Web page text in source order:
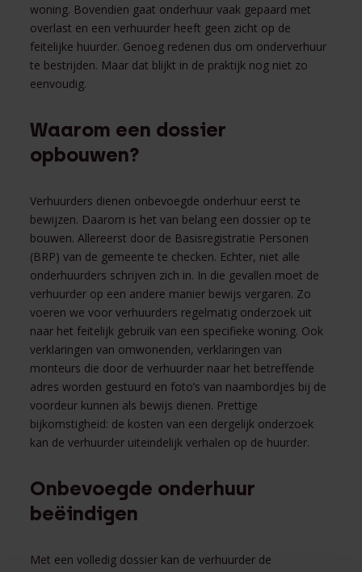
woning. Bovendien gaat onderhuur vaak gepaard met
overlast en een verhuurder heeft geen zicht op de
feitelijke huurder. Genoeg redenen dus om onderverhuur
te bestrijden. Maar dat blijkt in de praktijk nog niet zo
eenvoudig.
Waarom een dossier
opbouwen?
Verhuurders dienen onbevoegde onderhuur eerst te
bewijzen. Daarom is het van belang een dossier op te
bouwen. Allereerst door de Basisregistratie Personen
(BRP) van de gemeente te checken. Echter, niet alle
onderhuurders schrijven zich in. In die gevallen moet de
verhuurder op een andere manier bewijs vergaren. Zo
voeren we voor verhuurders regelmatig onderzoek uit
naar het feitelijk gebruik van een specifieke woning. Ook
verklaringen van omwonenden, verklaringen van
monteurs die door de verhuurder naar het betreffende
adres worden gestuurd en foto’s van naambordjes bij de
voordeur kunnen als bewijs dienen. Prettige
bijkomstigheid: de kosten van een dergelijk onderzoek
kan de verhuurder uiteindelijk verhalen op de huurder.
Onbevoegde onderhuur
beëindigen
Met een volledig dossier kan de verhuurder de